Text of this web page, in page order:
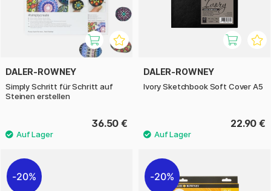
DALER-ROWNEY
Simply Schritt für Schritt auf
Steinen erstellen
36.50 €
DALER-ROWNEY
Ivory Sketchbook Soft Cover A5
22.90 €
20% 20%